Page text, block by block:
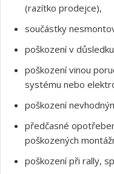
(razítko prodejce),
součástky
poškození v
poškození vinou
systému nebo
poškození
předčasné
poškozených
poškození při rally,